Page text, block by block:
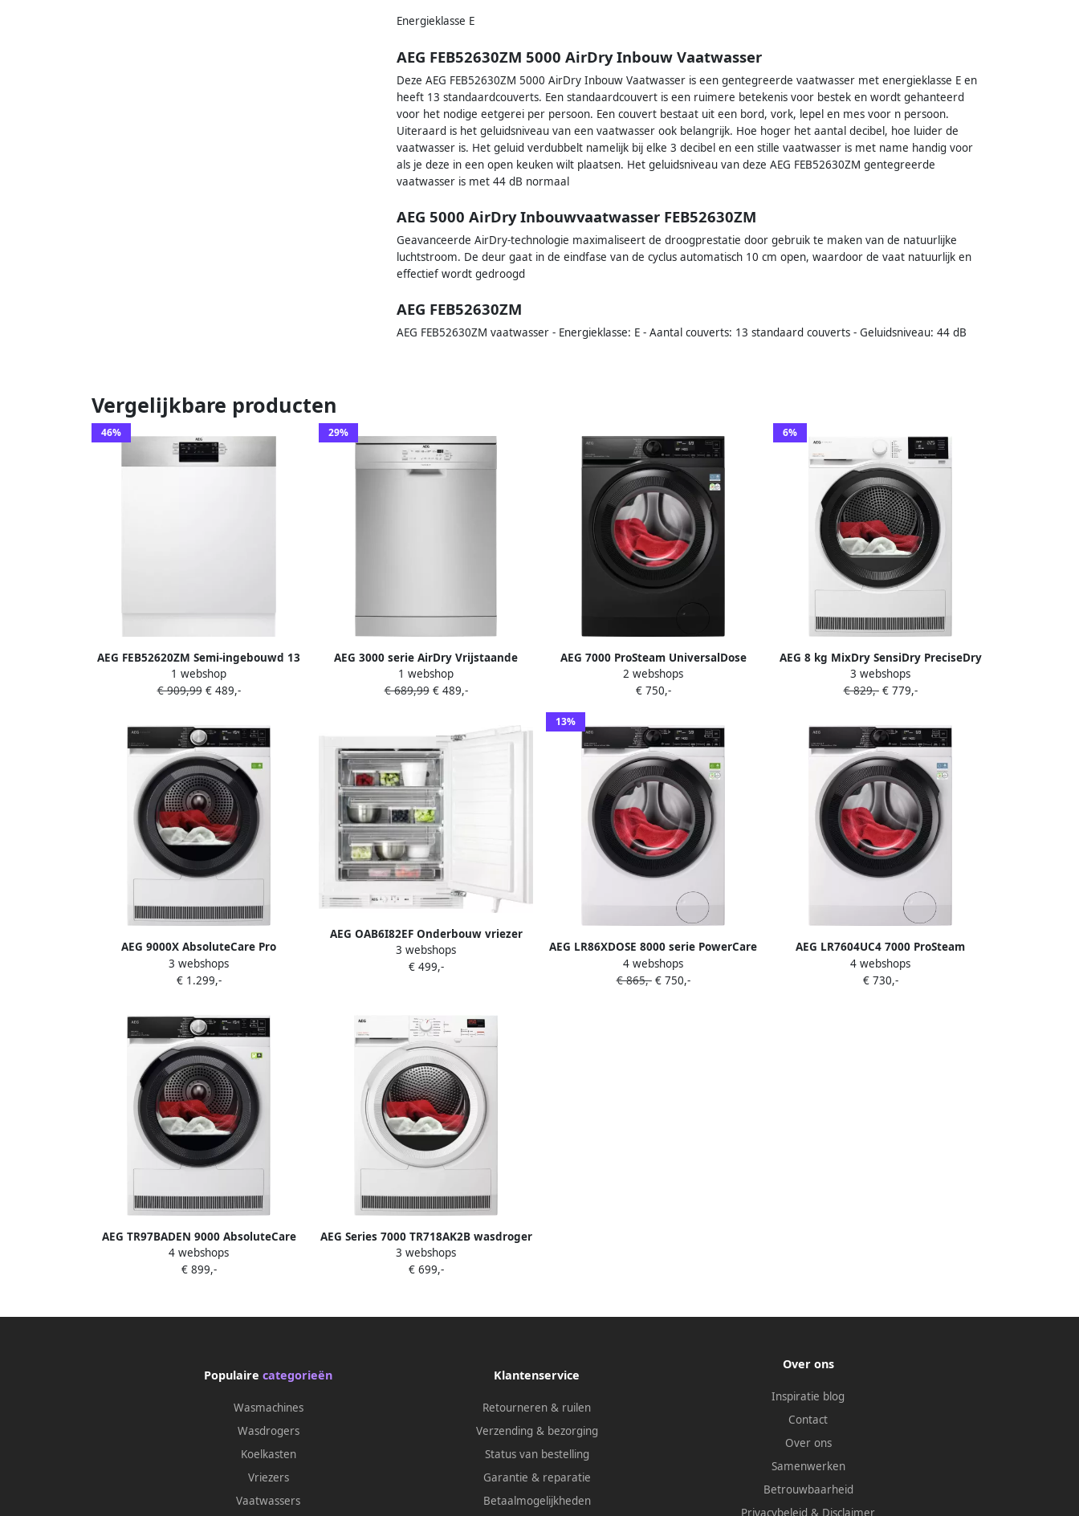
Energieklasse E
AEG FEB52630ZM 5000 AirDry Inbouw Vaatwasser
Deze AEG FEB52630ZM 5000 AirDry Inbouw Vaatwasser is een gentegreerde vaatwasser met energieklasse E en
heeft 13 standaardcouverts. Een standaardcouvert is een ruimere betekenis voor bestek en wordt gehanteerd
voor het nodige eetgerei per persoon. Een couvert bestaat uit een bord, vork, lepel en mes voor n persoon.
Uiteraard is het geluidsniveau van een vaatwasser ook belangrijk. Hoe hoger het aantal decibel, hoe luider de
vaatwasser is. Het geluid verdubbelt namelijk bij elke 3 decibel en een stille vaatwasser is met name handig voor
als je deze in een open keuken wilt plaatsen. Het geluidsniveau van deze AEG FEB52630ZM gentegreerde
vaatwasser is met 44 dB normaal
AEG 5000 AirDry Inbouwvaatwasser FEB52630ZM
Geavanceerde AirDry-technologie maximaliseert de droogprestatie door gebruik te maken van de natuurlijke
luchtstroom. De deur gaat in de eindfase van de cyclus automatisch 10 cm open, waardoor de vaat natuurlijk en
effectief wordt gedroogd
AEG FEB52630ZM
AEG FEB52630ZM vaatwasser - Energieklasse: E - Aantal couverts: 13 standaard couverts - Geluidsniveau: 44 dB
Vergelijkbare producten
46%
AEG FEB52620ZM Semi-ingebouwd 13
couverts E
1 webshop
€ 909,99€ 489,-
29%
AEG 3000 serie AirDry Vrijstaande
vaatwasser FFB52600ZM
1 webshop
€ 689,99€ 489,-
AEG 7000 ProSteam UniversalDose
Wasmachine 10 kg Dark Silver
LR7606UDS4
2 webshops
€ 750,-
6%
AEG 8 kg MixDry SensiDry PreciseDry
64 db 750 W 850x596x663 mm 47.8 kg
Wit
3 webshops
€ 829,-€ 779,-
AEG 9000X AbsoluteCare Pro
Warmtepomp Droger 9 kg
TR97MUNCHEN
3 webshops
€ 1.299,-
AEG OAB6I82EF Onderbouw vriezer
deur-op-deur Energielabel E
3 webshops
€ 499,-
13%
AEG LR86XDOSE 8000 serie PowerCare
UniversalDose Wasmachine 50%
zuiniger dan Energielabel A 1400
4 webshops
€ 865,-€ 750,-
AEG LR7604UC4 7000 ProSteam
UniversalDose Wasmachine 40%
zuiniger dan vereist voor A 1400
4 webshops
€ 730,-
AEG TR97BADEN 9000 AbsoluteCare
Plus 8 kg 63 db 550 W 850x596x657
mm 50.4 kg Wit
4 webshops
€ 899,-
AEG Series 7000 TR718AK2B wasdroger
Vrijstaand Voorlader 8 kg Wit
3 webshops
€ 699,-
Populaire categorieën
Wasmachines
Wasdrogers
Koelkasten
Vriezers
Vaatwassers
Klantenservice
Retourneren & ruilen
Verzending & bezorging
Status van bestelling
Garantie & reparatie
Betaalmogelijkheden
Over ons
Inspiratie blog
Contact
Over ons
Samenwerken
Betrouwbaarheid
Privacybeleid & Disclaimer